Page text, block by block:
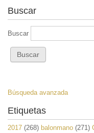
Buscar
Buscar
Búsqueda avanzada
Etiquetas
2017 (268) balonmano (271)